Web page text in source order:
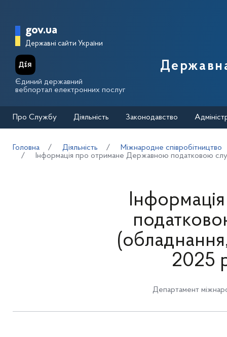
Головна сторінка Державної
gov.ua
Державні сайти України
Єдиний державний
вебпортал електронних послуг
Про Службу Діяльність Законодавство
Головна Діяльність
Міжнародне співробітництво
Інформація про отримане Державною податковою
2025
Департамент